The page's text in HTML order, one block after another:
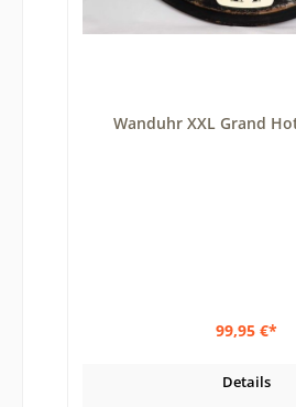
Wanduhr XXL Grand
99,95 €*
Details